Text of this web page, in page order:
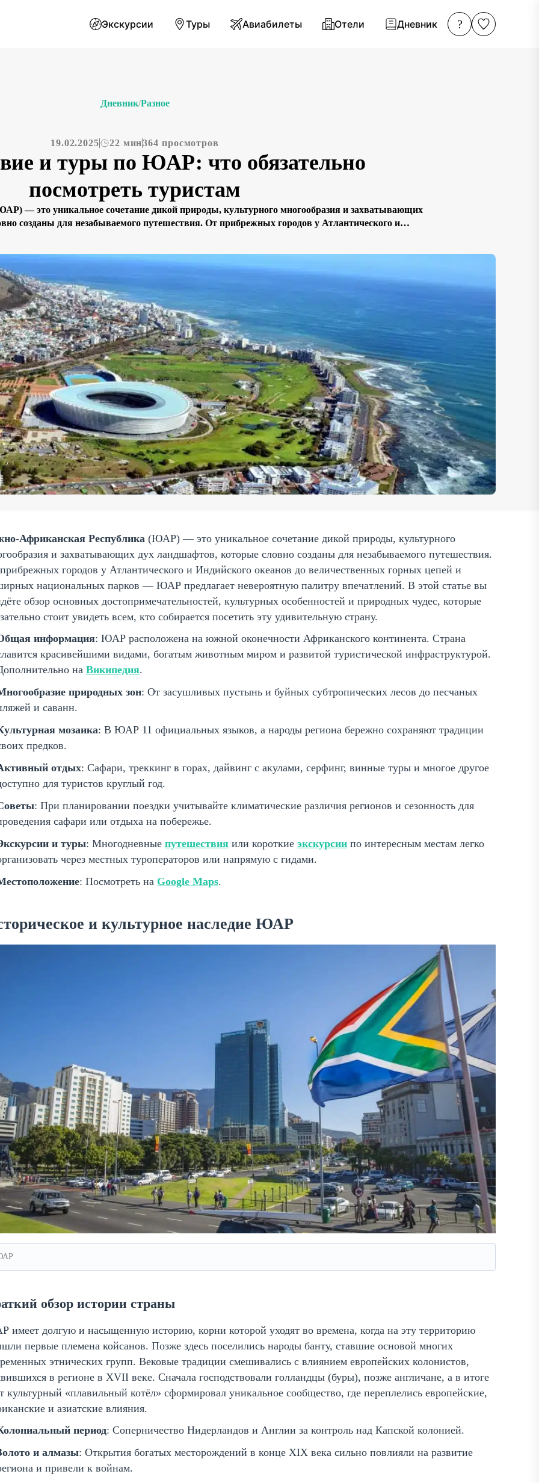
Экскурсии Туры Авиабилеты Отели Дневник ?
Дневник/Разное
19.02.2025 22 мин364 просмотров
и туры по ЮАР: что обязательно
посмотреть туристам
— это уникальное сочетание дикой природы, культурного многообразия и захватывающих
созданы для незабываемого путешествия. От прибрежных городов у Атлантического и
Африканская Республика (ЮАР) — это уникальное сочетание дикой природы, культурного
и захватывающих дух ландшафтов, которые словно созданы для незабываемого путешествия.
городов у Атлантического и Индийского океанов до величественных горных цепей и
национальных парков — ЮАР предлагает невероятную палитру впечатлений. В этой статье вы
обзор основных достопримечательностей, культурных особенностей и природных чудес, которые
стоит увидеть всем, кто собирается посетить эту удивительную страну.
информация: ЮАР расположена на южной оконечности Африканского континента. Страна
красивейшими видами, богатым животным миром и развитой туристической инфраструктурой.
на Википедия.
природных зон: От засушливых пустынь и буйных субтропических лесов до песчаных
и саванн.
мозаика: В ЮАР 11 официальных языков, а народы региона бережно сохраняют традиции
предков.
отдых: Сафари, треккинг в горах, дайвинг с акулами, серфинг, винные туры и многое другое
для туристов круглый год.
: При планировании поездки учитывайте климатические различия регионов и сезонность для
сафари или отдыха на побережье.
и туры: Многодневные путешествия или короткие экскурсии по интересным местам легко
через местных туроператоров или напрямую с гидами.
: Посмотреть на Google Maps.
и культурное наследие ЮАР
обзор истории страны
имеет долгую и насыщенную историю, корни которой уходят во времена, когда на эту территорию
первые племена койсанов. Позже здесь поселились народы банту, ставшие основой многих
этнических групп. Вековые традиции смешивались с влиянием европейских колонистов,
в регионе в XVII веке. Сначала господствовали голландцы (буры), позже англичане, а в итоге
культурный «плавильный котёл» сформировал уникальное сообщество, где переплелись европейские,
и азиатские влияния.
период: Соперничество Нидерландов и Англии за контроль над Капской колонией.
и алмазы: Открытия богатых месторождений в конце XIX века сильно повлияли на развитие
и привели к войнам.